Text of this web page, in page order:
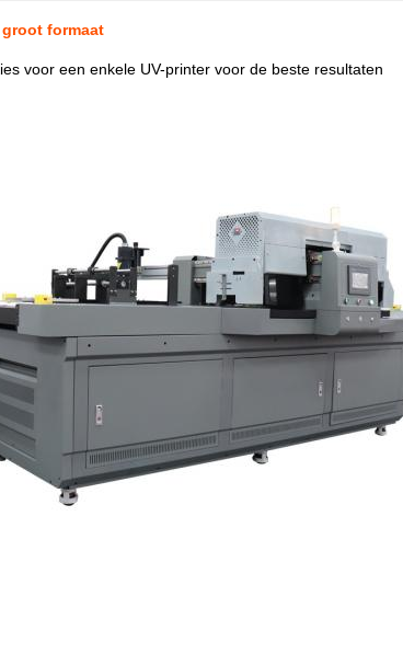
formaat
voor een enkele UV-printer voor de beste resultaten